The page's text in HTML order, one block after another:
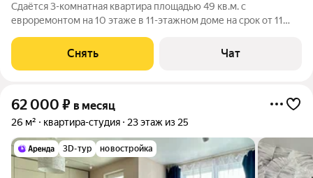
Сдаётся 3-комнатная квартира площадью 49 кв.м. с
евроремонтом на 10 этаже в 11-этажном доме на срок от 11
Стиральная машина Холодильник Кондиционер
Микроволновка Дом - монолитный, окна выходят во
Снять Чат
62 000 ₽ в месяц
26 м² квартира-студия 23 этаж из 25
3D-тур новостройка